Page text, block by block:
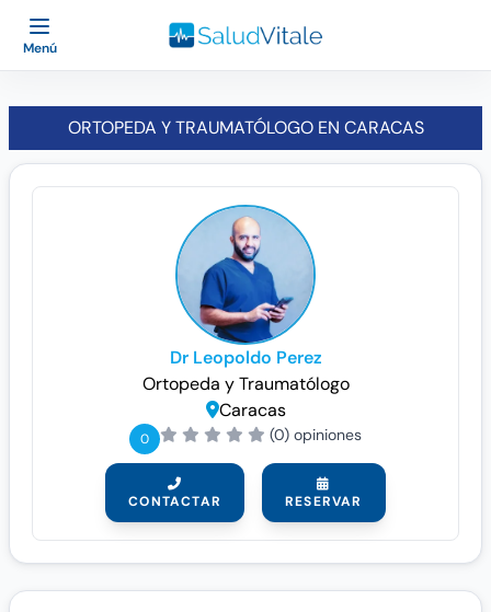
Menú
ORTOPEDA Y TRAUMATÓLOGO EN CARACAS
Dr Leopoldo Perez
Ortopeda y Traumatólogo
Caracas
0 (0) opiniones
CONTACTAR RESERVAR